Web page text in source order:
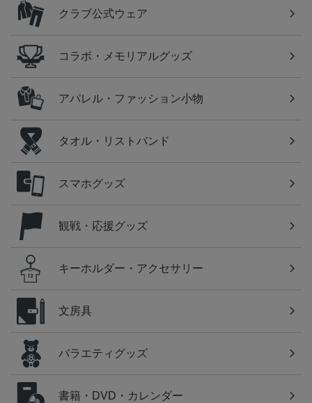
クラブ公式ウェア
コラボ・メモリアルグッズ
アパレル・ファッション小物
タオル・リストバンド
スマホグッズ
観戦・応援グッズ
キーホルダー・アクセサリー
文房具
バラエティグッズ
書籍・DVD・カレンダー